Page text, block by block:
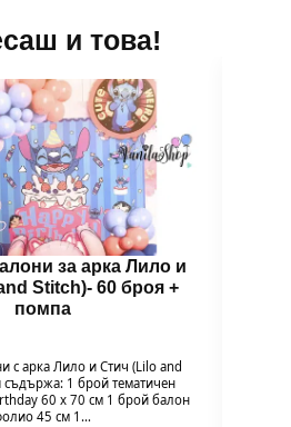
и това!
за арка Лило и
Stitch)- 60 броя +
помпа
с арка Лило и Стич (Lilo and
съдържа: 1 брой тематичен
60 х 70 см 1 брой балон
45 см 1…